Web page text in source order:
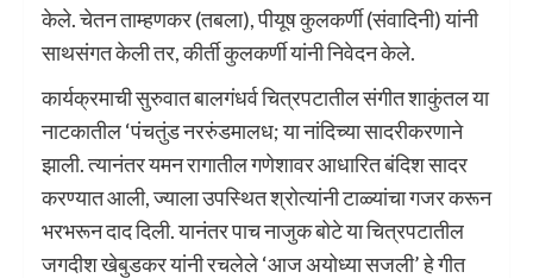
केले. चेतन ताम्हणकर (तबला), पीयूष कुलकर्णी (संवादिनी) यांनी
साथसंगत केली तर, कीर्ती कुलकर्णी यांनी निवेदन केले.
कार्यक्रमाची सुरुवात बालगंधर्व चित्रपटातील संगीत शाकुंतल या
नाटकातील ‘पंचतुंड नररुंडमालध; या नांदिच्या सादरीकरणाने
झाली. त्यानंतर यमन रागातील गणेशावर आधारित बंदिश सादर
करण्यात आली, ज्याला उपस्थित श्रोत्यांनी टाळ्यांचा गजर करून
भरभरून दाद दिली. यानंतर पाच नाजुक बोटे या चित्रपटातील
जगदीश खेबुडकर यांनी रचलेले ‘आज अयोध्या सजली’ हे गीत